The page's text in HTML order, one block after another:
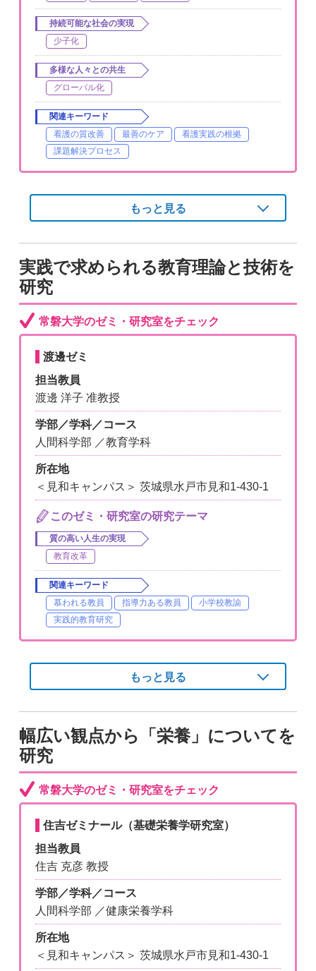
持続可能な社会の実現
少子化
多様な人々との共生
グローバル化
関連キーワード
看護の質改善
最善のケア
看護実践の根拠
課題解決プロセス
もっと見る
実践で求められる教育理論と技術を
研究
常磐大学のゼミ・研究室をチェック
渡邊ゼミ
担当教員
渡邊 洋子 准教授
学部／学科／コース
人間科学部 ／教育学科
所在地
＜見和キャンパス＞ 茨城県水戸市見和1-430-1
このゼミ・研究室の研究テーマ
質の高い人生の実現
教育改革
関連キーワード
慕われる教員
指導力ある教員
小学校教諭
実践的教育研究
もっと見る
幅広い観点から「栄養」についてを
研究
常磐大学のゼミ・研究室をチェック
住吉ゼミナール（基礎栄養学研究室）
担当教員
住吉 克彦 教授
学部／学科／コース
人間科学部 ／健康栄養学科
所在地
＜見和キャンパス＞ 茨城県水戸市見和1-430-1